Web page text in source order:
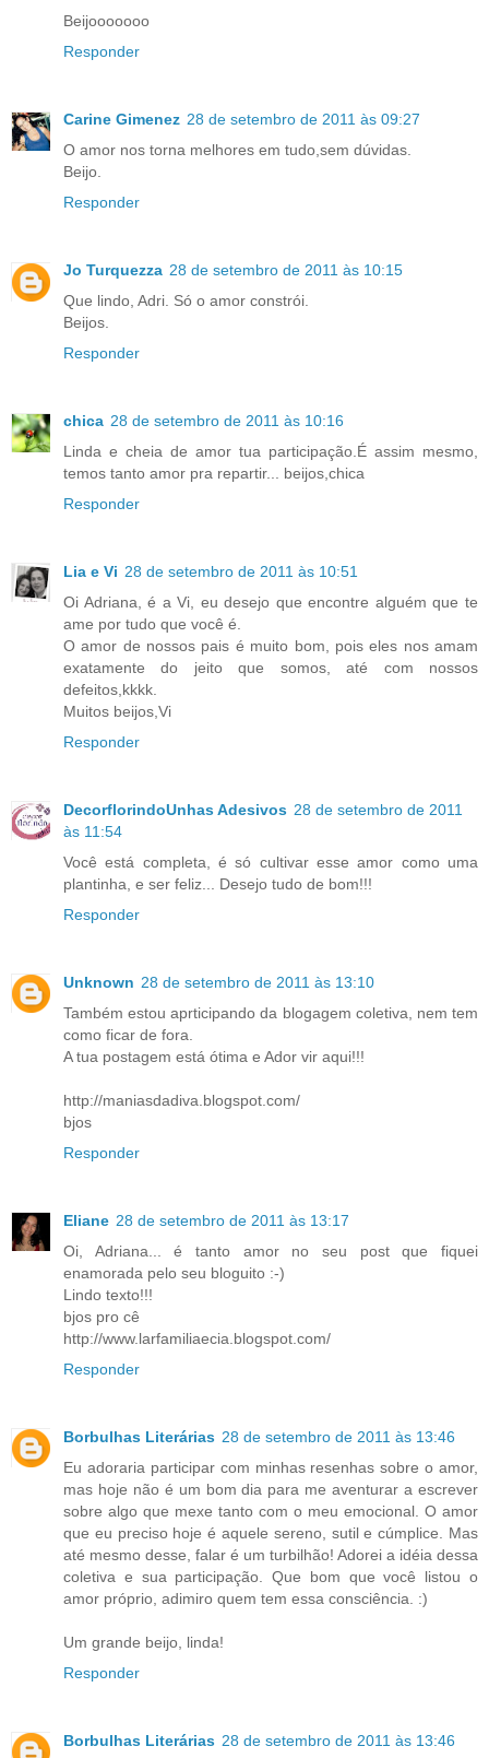
Beijooooooo
Responder
Carine Gimenez 28 de setembro de 2011 às 09:27
O amor nos torna melhores em tudo,sem dúvidas.
Beijo.
Responder
Jo Turquezza 28 de setembro de 2011 às 10:15
Que lindo, Adri. Só o amor constrói.
Beijos.
Responder
chica 28 de setembro de 2011 às 10:16
Linda e cheia de amor tua participação.É assim mesmo,
temos tanto amor pra repartir... beijos,chica
Responder
Lia e Vi 28 de setembro de 2011 às 10:51
Oi Adriana, é a Vi, eu desejo que encontre alguém que te
ame por tudo que você é.
O amor de nossos pais é muito bom, pois eles nos amam
exatamente do jeito que somos, até com nossos
defeitos,kkkk.
Muitos beijos,Vi
Responder
DecorflorindoUnhas Adesivos 28 de setembro de 2011
às 11:54
Você está completa, é só cultivar esse amor como uma
plantinha, e ser feliz... Desejo tudo de bom!!!
Responder
Unknown 28 de setembro de 2011 às 13:10
Também estou aprticipando da blogagem coletiva, nem tem
como ficar de fora.
A tua postagem está ótima e Ador vir aqui!!!
http://maniasdadiva.blogspot.com/
bjos
Responder
Eliane 28 de setembro de 2011 às 13:17
Oi, Adriana... é tanto amor no seu post que fiquei
enamorada pelo seu bloguito :-)
Lindo texto!!!
bjos pro cê
http://www.larfamiliaecia.blogspot.com/
Responder
Borbulhas Literárias 28 de setembro de 2011 às 13:46
Eu adoraria participar com minhas resenhas sobre o amor,
mas hoje não é um bom dia para me aventurar a escrever
sobre algo que mexe tanto com o meu emocional. O amor
que eu preciso hoje é aquele sereno, sutil e cúmplice. Mas
até mesmo desse, falar é um turbilhão! Adorei a idéia dessa
coletiva e sua participação. Que bom que você listou o
amor próprio, adimiro quem tem essa consciência. :)
Um grande beijo, linda!
Responder
Borbulhas Literárias 28 de setembro de 2011 às 13:46